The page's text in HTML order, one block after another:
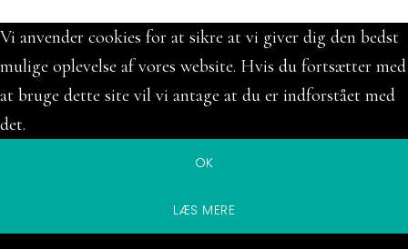
Vi anvender cookies for at sikre at vi giver dig den bedst
mulige oplevelse af vores website. Hvis du fortsætter med
at bruge dette site vil vi antage at du er indforstået med
det.
OK
LÆS MERE